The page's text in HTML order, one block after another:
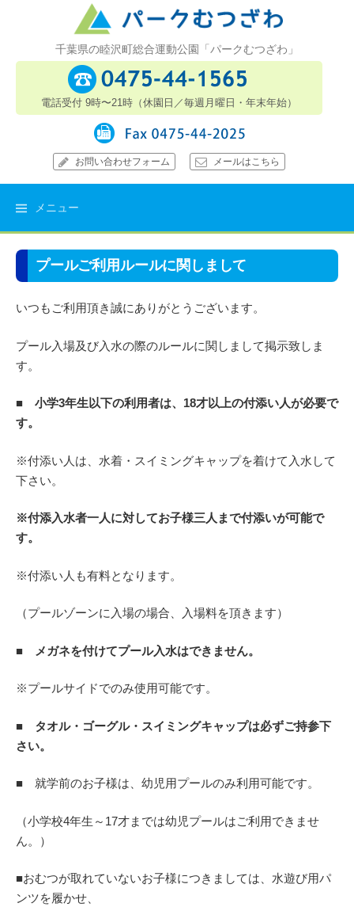
プ
千葉県の睦沢町総合運動公園「パークむつざわ」
お問い合わせフォーム メールはこちら
メニュー
プールご利用ルールに関しまして
いつもご利用頂き誠にありがとうございます。
プール入場及び入水の際のルールに関しまして掲示致しま
す。
■ 小学3年生以下の利用者は、18才以上の付添い人が必要で
す。
※付添い人は、水着・スイミングキャップを着けて入水して
下さい。
※付添入水者一人に対してお子様三人まで付添いが可能で
す。
※付添い人も有料となります。
（プールゾーンに入場の場合、入場料を頂きます）
■ メガネを付けてプール入水はできません。
※プールサイドでのみ使用可能です。
■ タオル・ゴーグル・スイミングキャップは必ずご持参下
さい。
■ 就学前のお子様は、幼児用プールのみ利用可能です。
（小学校4年生～17才までは幼児プールはご利用できませ
ん。）
■おむつが取れていないお子様につきましては、水遊び用パ
ンツを履かせ、